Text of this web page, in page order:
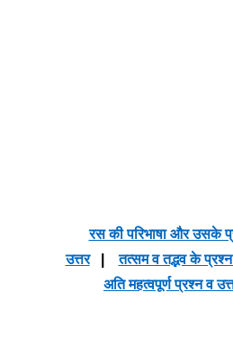
रस की परिभाषा और उसके
उत्तर|तत्सम व तद्भव के प्रश्न
अति महत्वपूर्ण प्रश्न व